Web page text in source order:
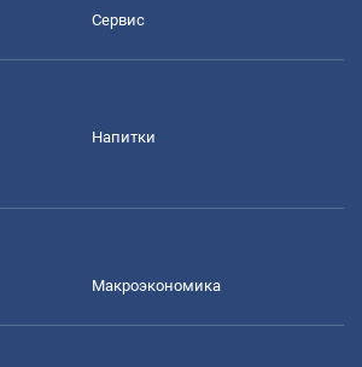
Сервис
Напитки
Mакроэкономика